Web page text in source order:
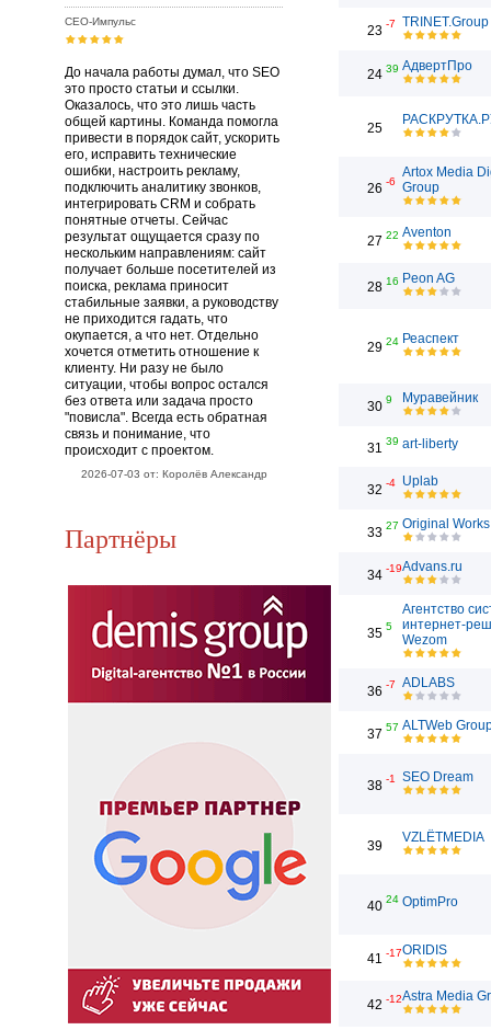
СЕО-Импульс
До начала работы думал, что SEO
это просто статьи и ссылки.
Оказалось, что это лишь часть
общей картины. Команда помогла
привести в порядок сайт, ускорить
его, исправить технические
ошибки, настроить рекламу,
подключить аналитику звонков,
интегрировать CRM и собрать
понятные отчеты. Сейчас
результат ощущается сразу по
нескольким направлениям: сайт
получает больше посетителей из
поиска, реклама приносит
стабильные заявки, а руководству
не приходится гадать, что
окупается, а что нет. Отдельно
хочется отметить отношение к
клиенту. Ни разу не было
ситуации, чтобы вопрос остался
без ответа или задача просто
"повисла". Всегда есть обратная
связь и понимание, что
происходит с проектом.
2026-07-03 от: Королёв Александр
Партнёры
23 -7 TRINET.Group
24 39 АдвертПро
25
26 -6
Artox Media
Group
27 22 Aventon
28 16 Peon AG
29 24 Реаспект
30 9 Муравейник
31 39 art-liberty
32 -4 Uplab
33 27 Original Works
34 -19Advans.ru
35 5
Агентство
интернет-
Wezom
36 -7 ADLABS
37 57 ALTWeb
38 -1 SEO Dream
39
VZLЁTMEDIA
40 24 OptimPro
41 -17ORIDIS
42 -12Astra Media